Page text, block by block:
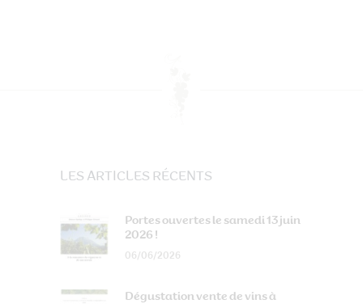
LES ARTICLES RÉCENTS
Portes ouvertes le samedi 13 juin
2026 !
06/06/2026
Dégustation vente de vins à